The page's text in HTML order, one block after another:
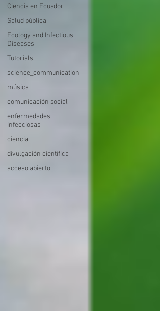
Ciencia en Ecuador
Salud pública
Ecology and Infectious
Diseases
Tutorials
science_communication
música
comunicación social
enfermedades
infecciosas
ciencia
divulgación científica
acceso abierto